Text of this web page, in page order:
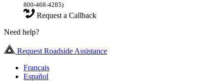
800-468-4285)
Request a Callback
Need help?
Request Roadside Assistance
Français
Español